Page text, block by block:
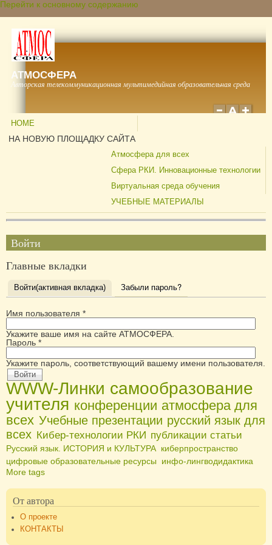
Перейти к основному содержанию
АТМОСФЕРА
Авторская телекоммуникационная мультимедийная образовательная среда
HOME
НА НОВУЮ ПЛОЩАДКУ САЙТА
Атмосфера для всех
Сфера РКИ. Инновационные технологии
Виртуальная среда обучения
УЧЕБНЫЕ МАТЕРИАЛЫ
Войти
Главные вкладки
Войти(активная вкладка) Забыли пароль?
Имя пользователя *
Укажите ваше имя на сайте АТМОСФЕРА.
Пароль *
Укажите пароль, соответствующий вашему имени пользователя.
WWW-Линки самообразование
учителя конференции атмосфера для
всех Учебные презентации русский язык для
всех Кибер-технологии РКИ публикации статьи
Русский язык. ИСТОРИЯ и КУЛЬТУРА киберпространство
цифровые образовательные ресурсы
инфо-лингводидактика
More tags
От автора
О проекте
КОНТАКТЫ